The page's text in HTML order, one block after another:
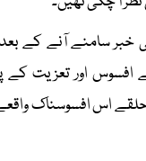
سامنے آنے کے بعد
افسوس اور تعزیت کے
اس افسوسناک